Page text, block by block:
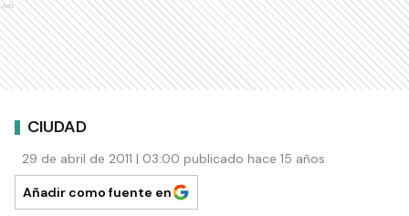
Ads
CIUDAD
29 de abril de 2011 | 03:00 publicado hace 15 años
Añadir como fuente en